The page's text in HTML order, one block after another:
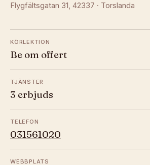
Flygfältsgatan 31, 42337 · Torslanda
KÖRLEKTION
Be om offert
TJÄNSTER
3 erbjuds
TELEFON
031561020
WEBBPLATS